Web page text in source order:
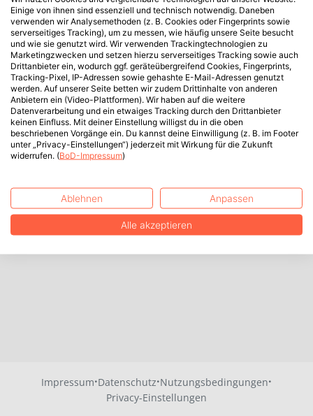
Impressum·Datenschutz·Nutzungsbedingungen·
Privacy-Einstellungen
Einige von ihnen sind essenziell und technisch notwendig. Daneben
verwenden wir Analysemethoden (z. B. Cookies oder Fingerprints sowie
serverseitiges Tracking), um zu messen, wie häufig unsere Seite besucht
und wie sie genutzt wird. Wir verwenden Trackingtechnologien zu
Marketingzwecken und setzen hierzu serverseitiges Tracking sowie auch
Drittanbieter ein, wodurch ggf. geräteübergreifend Cookies, Fingerprints,
Tracking-Pixel, IP-Adressen sowie gehashte E-Mail-Adressen genutzt
werden. Auf unserer Seite betten wir zudem Drittinhalte von anderen
Anbietern ein (Video-Plattformen). Wir haben auf die weitere
Datenverarbeitung und ein etwaiges Tracking durch den Drittanbieter
keinen Einfluss. Mit deiner Einstellung willigst du in die oben
beschriebenen Vorgänge ein. Du kannst deine Einwilligung (z. B. im Footer
unter „Privacy-Einstellungen“) jederzeit mit Wirkung für die Zukunft
widerrufen. (BoD-Impressum)
Ablehnen Anpassen
Alle akzeptieren